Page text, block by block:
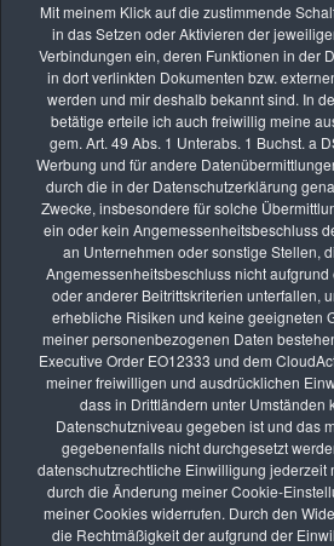
Mit meinem Klick auf die zustimmende
in das Setzen oder Aktivieren der
Verbindungen ein, deren Funktionen in der
in dort verlinkten Dokumenten bzw.
werden und mir deshalb bekannt sind. In
betätige erteile ich auch freiwillig meine
gem. Art. 49 Abs. 1 Unterabs. 1 Buchst. a
Werbung und für andere
durch die in der Datenschutzerklärung
Zwecke, insbesondere für solche
ein oder kein Angemessenheitsbeschluss
an Unternehmen oder sonstige Stellen,
Angemessenheitsbeschluss nicht
oder anderer Beitrittskriterien unterfallen,
erhebliche Risiken und keine geeigneten
meiner personenbezogenen Daten
Executive Order EO12333 und dem
meiner freiwilligen und ausdrücklichen
dass in Drittländern unter Umständen
Datenschutzniveau gegeben ist und das
gegebenenfalls nicht durchgesetzt
datenschutzrechtliche Einwilligung jederzeit
durch die Änderung meiner Cookie-
meiner Cookies widerrufen. Durch den
die Rechtmäßigkeit der aufgrund der
Zurück
Die nächsten
AUG.
26
Online-Kurs: Lernen durch
vhs Kurse
SEP.
09
Online-Kurs: Lernen durch
vhs Kurse